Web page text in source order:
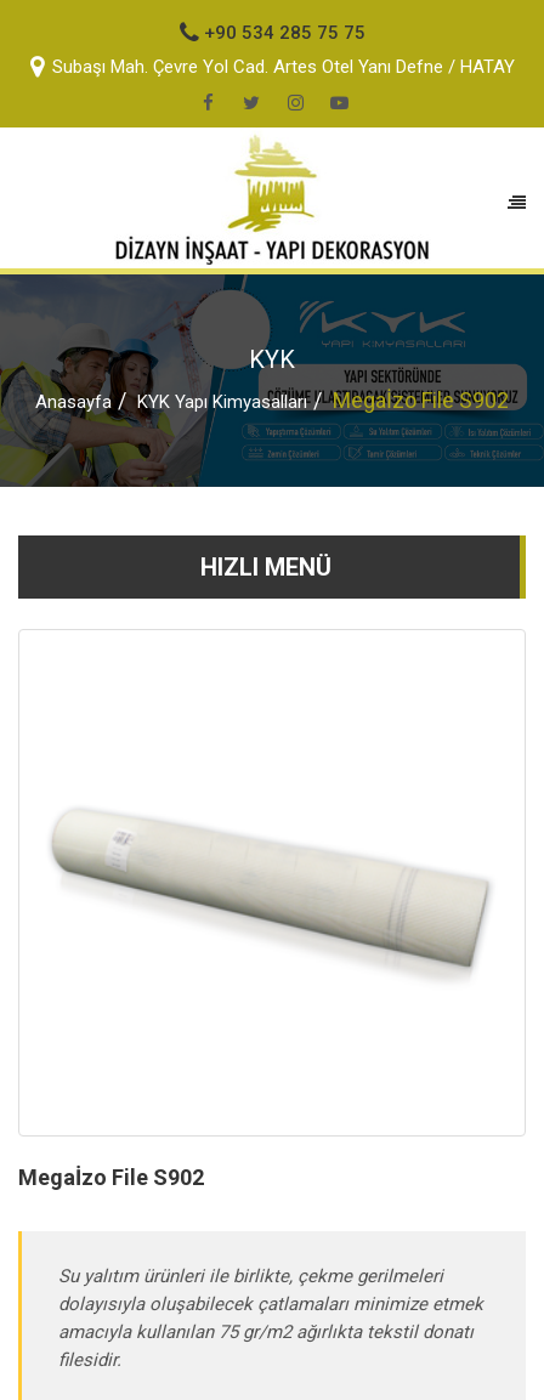
+90 534 285 75 75
Subaşı Mah. Çevre Yol Cad. Artes Otel Yanı Defne / HATAY
KYK
Anasayfa KYK Yapı Kimyasalları Megaİzo File S902
HIZLI MENÜ
Megaİzo File S902
Su yalıtım ürünleri ile birlikte, çekme gerilmeleri
dolayısıyla oluşabilecek çatlamaları minimize etmek
amacıyla kullanılan 75 gr/m2 ağırlıkta tekstil donatı
filesidir.